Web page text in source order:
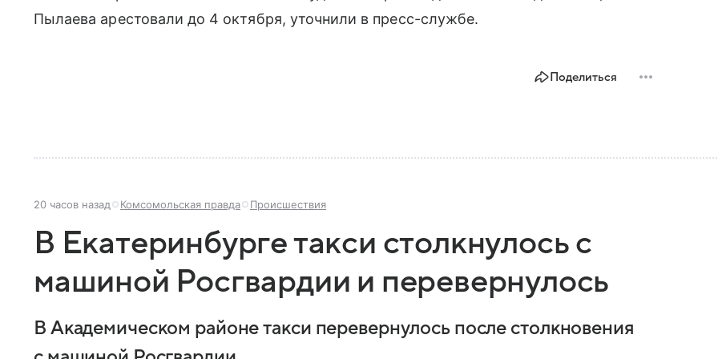
Пылаева арестовали до 4 октября, уточнили в пресс-службе.
Поделиться
20 часов назад Комсомольская правда Происшествия
В Екатеринбурге такси столкнулось с
машиной Росгвардии и перевернулось
В Академическом районе такси перевернулось после столкновения